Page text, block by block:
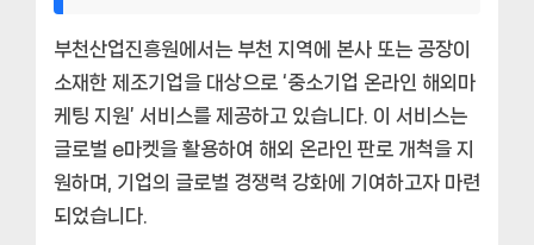
부천산업진흥원에서는 부천 지역에 본사 또는 공장이
소재한 제조기업을 대상으로 ‘중소기업 온라인 해외마
케팅 지원’ 서비스를 제공하고 있습니다. 이 서비스는
글로벌 e마켓을 활용하여 해외 온라인 판로 개척을 지
원하며, 기업의 글로벌 경쟁력 강화에 기여하고자 마련
되었습니다.